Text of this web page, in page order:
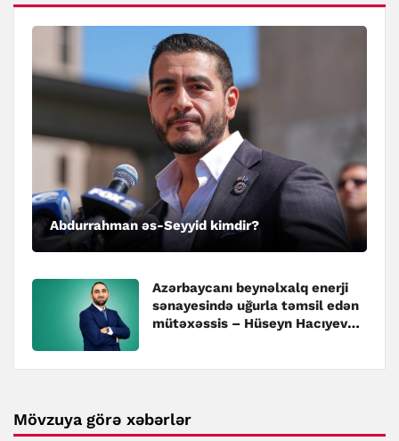
Abdurrahman əs-Seyyid kimdir?
Azərbaycanı beynəlxalq enerji
sənayesində uğurla təmsil edən
mütəxəssis – Hüseyn Hacıyev
Mövzuya görə xəbərlər